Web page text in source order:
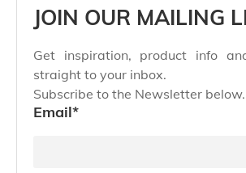
JOIN OUR MAILING
Get inspiration, product info
straight to your inbox.
Subscribe to the Newsletter below.
Email*